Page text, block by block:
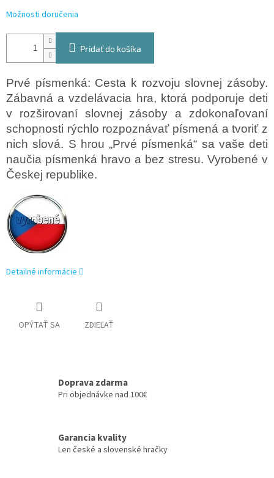
Možnosti doručenia
Pridať do košíka
Prvé písmenká: Cesta k rozvoju slovnej zásoby.
Zábavná a vzdelávacia hra, ktorá podporuje deti
v rozširovaní slovnej zásoby a zdokonaľovaní
schopnosti rýchlo rozpoznávať písmená a tvoriť z
nich slová. S hrou „Prvé písmenká“ sa vaše deti
naučia písmenká hravo a bez stresu. Vyrobené v
Českej republike.
Detailné informácie
OPÝTAŤ SA ZDIEĽAŤ
Doprava zdarma
Pri objednávke nad 100€
Garancia kvality
Len české a slovenské hračky